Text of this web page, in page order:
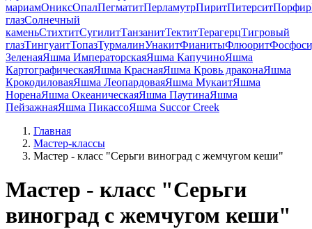
мариамОниксОпалПегматитПерламутрПиритПитерситПорфир
глазСолнечный
каменьСтихтитСугилитТанзанитТектитТерагерцТигровый
глазТингуаитТопазТурмалинУнакитФианитыФлюорит
ЗеленаяЯшма ИмператорскаяЯшма КапучиноЯшма
КартографическаяЯшма КраснаяЯшма Кровь драконаЯшма
КрокодиловаяЯшма ЛеопардоваяЯшма МукаитЯшма
НоренаЯшма ОкеаническаяЯшма ПаутинаЯшма
ПейзажнаяЯшма ПикассоЯшма Succor Creek
Главная
Мастер-классы
Мастер - класс "Серьги виноград с жемчугом кеши"
Мастер - класс "Серьги
виноград с жемчугом кеши"